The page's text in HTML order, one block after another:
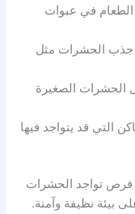
في عبوات
جذب الحشرات مثل
الحشرات الصغيرة
التي قد يتواجد فيها
فرص تواجد الحشرات
بيئة نظيفة وآمنة.